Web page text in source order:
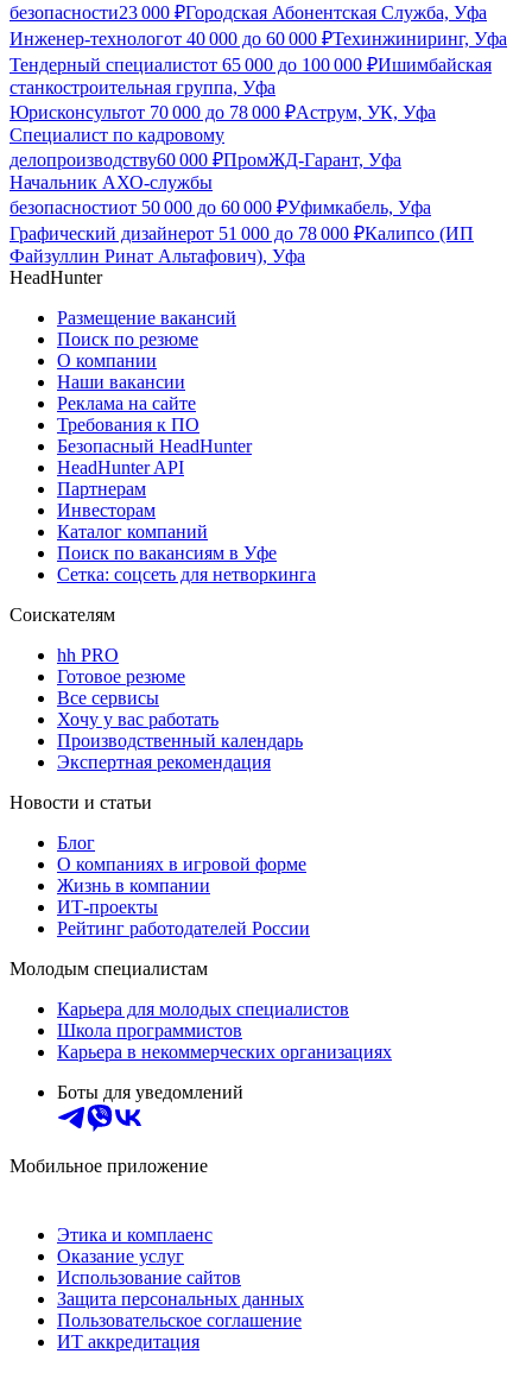
безопасности23 000 ₽Городская Абонентская Служба, Уфа
Инженер-технологот 40 000 до 60 000 ₽Техинжиниринг, Уфа
Тендерный специалистот 65 000 до 100 000 ₽Ишимбайская
станкостроительная группа, Уфа
Юрисконсультот 70 000 до 78 000 ₽Аструм, УК, Уфа
Специалист по кадровому
делопроизводству60 000 ₽ПромЖД-Гарант, Уфа
Начальник АХО-службы
безопасностиот 50 000 до 60 000 ₽Уфимкабель, Уфа
Графический дизайнерот 51 000 до 78 000 ₽Калипсо (ИП
Файзуллин Ринат Альтафович), Уфа
HeadHunter
Размещение вакансий
Поиск по резюме
О компании
Наши вакансии
Реклама на сайте
Требования к ПО
Безопасный HeadHunter
HeadHunter API
Партнерам
Инвесторам
Каталог компаний
Поиск по вакансиям в Уфе
Сетка: соцсеть для нетворкинга
Соискателям
hh PRO
Готовое резюме
Все сервисы
Хочу у вас работать
Производственный календарь
Экспертная рекомендация
Новости и статьи
Блог
О компаниях в игровой форме
Жизнь в компании
ИТ-проекты
Рейтинг работодателей России
Молодым специалистам
Карьера для молодых специалистов
Школа программистов
Карьера в некоммерческих организациях
Боты для уведомлений
Мобильное приложение
Этика и комплаенс
Оказание услуг
Использование сайтов
Защита персональных данных
Пользовательское соглашение
ИТ аккредитация